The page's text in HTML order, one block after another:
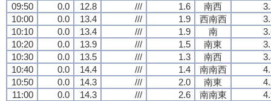
09:50
0.0 12.8 /// 1.6 南西
10:00
0.0 13.4 /// 1.9 西南西
10:10
0.0 13.4 /// 1.9 南
10:20
0.0 13.9 /// 1.5 南東
10:30
0.0 13.5 /// 1.3 南西
10:40
0.0 14.4 /// 1.4 南南西
10:50
0.0 14.3 /// 2.0 南東
11:00
0.0 14.3 /// 2.6 南南東